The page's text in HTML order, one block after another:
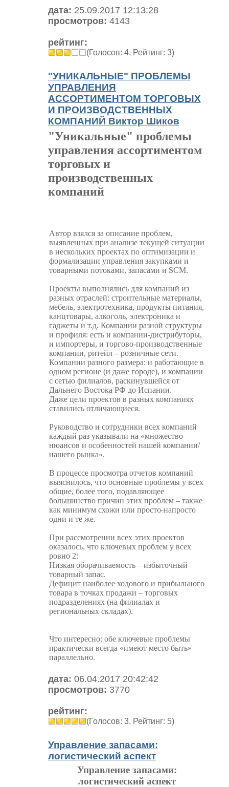
дата: 25.09.2017 12:13:28
просмотров: 4143
рейтинг:
(Голосов: 4, Рейтинг: 3)
"УНИКАЛЬНЫЕ" ПРОБЛЕМЫ
УПРАВЛЕНИЯ
АССОРТИМЕНТОМ ТОРГОВЫХ
И ПРОИЗВОДСТВЕННЫХ
КОМПАНИЙ Виктор Шиков
"Уникальные" проблемы
управления ассортиментом
торговых и
производственных
компаний
Автор взялся за описание проблем,
выявленных при анализе текущей ситуации
в нескольких проектах по оптимизации и
формализации управления закупками и
товарными потоками, запасами и SCM.
Проекты выполнялись для компаний из
разных отраслей: строительные материалы,
мебель, электротехника, продукты питания,
канцтовары, алкоголь, электроника и
гаджеты и т.д. Компании разной структуры
и профиля: есть и компании-дистрибуторы,
и импортеры, и торгово-производственные
компании, ритейл – розничные сети.
Компании разного размера: и работающие в
одном регионе (и даже городе), и компании
с сетью филиалов, раскинувшейся от
Дальнего Востока РФ до Испании.
Даже цели проектов в разных компаниях
ставились отличающиеся.
Руководство и сотрудники всех компаний
каждый раз указывали на «множество
нюансов и особенностей нашей компании/
нашего рынка».
В процессе просмотра отчетов компаний
выяснилось, что основные проблемы у всех
общие, более того, подавляющее
большинство причин этих проблем – также
как минимум схожи или просто-напросто
одни и те же.
При рассмотрении всех этих проектов
оказалось, что ключевых проблем у всех
ровно 2:
Низкая оборачиваемость – избыточный
товарный запас.
Дефицит наиболее ходового и прибыльного
товара в точках продажи – торговых
подразделениях (на филиалах и
региональных складах).
Что интересно: обе ключевые проблемы
практически всегда «имеют место быть»
параллельно.
дата: 06.04.2017 20:42:42
просмотров: 3770
рейтинг:
(Голосов: 3, Рейтинг: 5)
Управление запасами:
логистический аспект
Управление запасами:
логистический аспект